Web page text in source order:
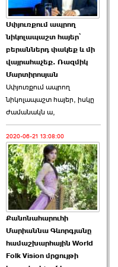
Աննա Վարդապետյանն
ուղերձ է հղել ›››
2026-06-25 23:21:00
Պաշտոնակռիվը սկսված
է. «Հրապարակ» ›››
2026-06-25 17:13:00
ԱԺ նախագահի
Սփյուռքում ապրող
նիկոլապաշտ հայեր՝
բերաններդ փակեք և մի
վայրահաչեք. Ռազմիկ
Մարտիրոսյան
Սփյուռքում ապրող
նիկոլապաշտ հայեր, իսկը
ժամանակն ա,
2020-06-21 13:08:00
Քանոնահարուհի
Մարիաննա Գևորգյանը
համաշխարհային World
Folk Vision մրցույթի